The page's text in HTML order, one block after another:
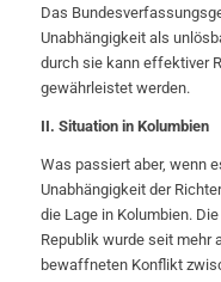
Das
Unabhängigkeit als
durch sie kann effektiver
gewährleistet werden.
II. Situation in Kolumbien
Was passiert aber, wenn
Unabhängigkeit der
die Lage in Kolumbien.
Republik wurde seit mehr
bewaffneten Konflikt